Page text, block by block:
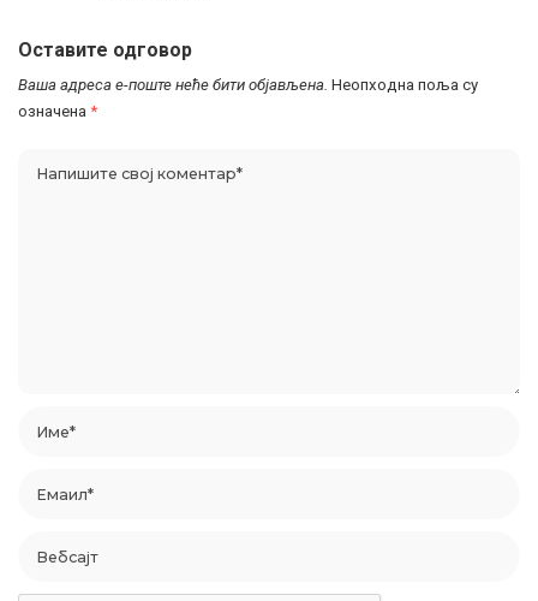
Оставите одговор
Ваша адреса е-поште неће бити објављена. Неопходна поља су
означена *